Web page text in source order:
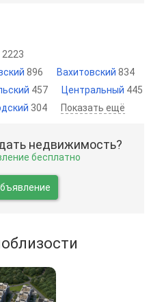
2223
896 Вахитовский 834
457 Центральный 445
304 Показать ещё
недвижимость?
бесплатно